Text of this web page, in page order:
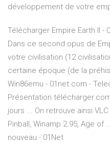
développement de votre
Télécharger Empire Earth II
Dans ce second opus de
votre civilisation (12
certaine époque (de la
Win86emu - 01net.com -
Présentation
jours ... On retrouve ainsi
Pinball, Winamp 2.95, Age of
nouveau - 01Net